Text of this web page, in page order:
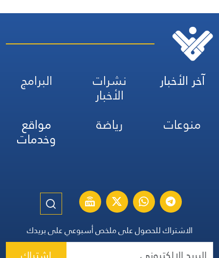
آخر الأخبار نشرات
الأخبار
البرامج
منوعات
رياضة مواقع
وخدمات
الاشتراك للحصول على ملخص أسبوعي على بريدك